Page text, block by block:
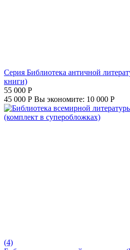
Серия Библиотека античной
книги)
55 000 Р
45 000 Р Вы экономите: 10 000 Р
(4)